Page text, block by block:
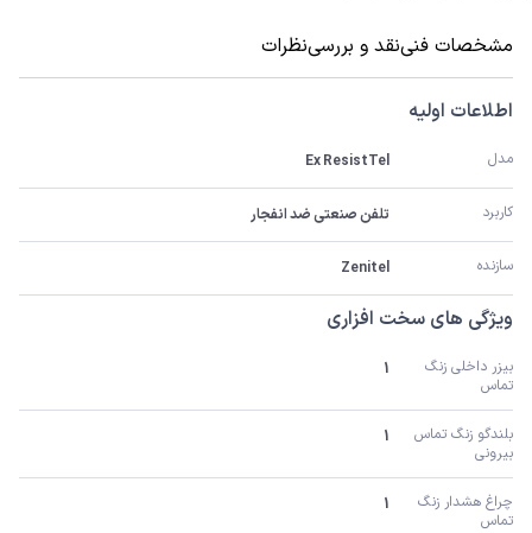
مشخصات فنینقد و بررسینظرات
اطلاعات اولیه
مدل Ex ResistTel
کاربرد تلفن صنعتی ضد انفجار
سازنده Zenitel
ویژگی های سخت افزاری
تماس
1
بیرونی
1
تماس
1